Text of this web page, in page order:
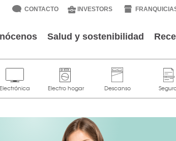
CONTACTO INVESTORS
Salud y sostenibilidad